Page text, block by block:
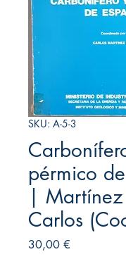
SKU: A-5-3
pérmico
|
Carlos
30,00 €